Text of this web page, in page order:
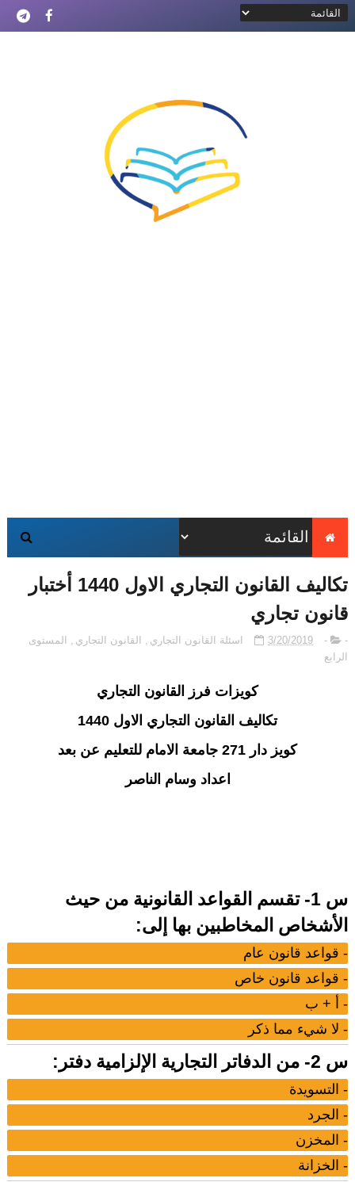
تكاليف القانون التجاري الاول 1440 أختبار
قانون تجاري
-
3/20/2019 - اسئلة القانون التجاري , القانون التجاري ,
المستوى
الرابع
كويزات فرز القانون التجاري
تكاليف القانون التجاري الاول 1440
كويز دار 271 جامعة الامام للتعليم عن بعد
اعداد وسام الناصر
س 1- تقسم القواعد القانونية من حيث
الأشخاص المخاطبين بها إلى:
- قواعد قانون عام
- قواعد قانون خاص
- أ + ب
- لا شيء مما ذكر
س 2- من الدفاتر التجارية الإلزامية دفتر:
- التسويدة
- الجرد
- المخزن
- الخزانة